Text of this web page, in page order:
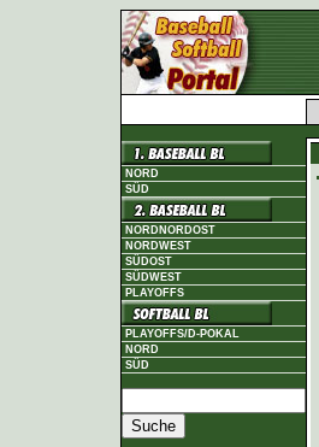
NORD
SÜD
NORDNORDOST
NORDWEST
SÜDOST
SÜDWEST
PLAYOFFS
PLAYOFFS/D-POKAL
NORD
SÜD